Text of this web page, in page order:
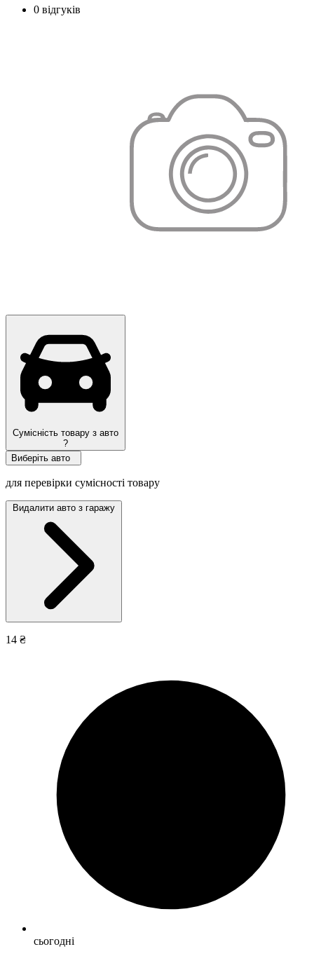
0 відгуків
Сумісність товару з авто
?
Виберіть авто
для перевірки сумісності товару
Видалити авто з гаражу
14 ₴
сьогодні